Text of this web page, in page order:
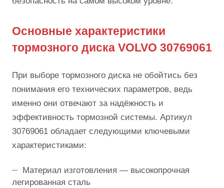
Основные характеристики
тормозного диска VOLVO 30769061
При выборе тормозного диска не обойтись без
понимания его технических параметров, ведь
именно они отвечают за надёжность и
эффективность тормозной системы. Артикул
30769061 обладает следующими ключевыми
характеристиками:
Материал изготовления — высокопрочная
легированная сталь